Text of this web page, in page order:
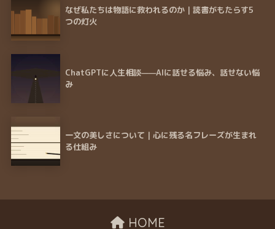
なぜ私たちは物語に救われるのか｜読書がもたらす5
つの灯火
ChatGPTに人生相談——AIに話せる悩み、話せない悩
み
一文の美しさについて｜心に残る名フレーズが生まれ
る仕組み
HOME